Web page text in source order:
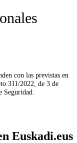
con las previstas en
311/2022, de 3 de
Euskadi.eus